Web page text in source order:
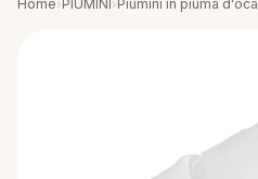
Home›PIUMINI›Piumini in piuma d'oca